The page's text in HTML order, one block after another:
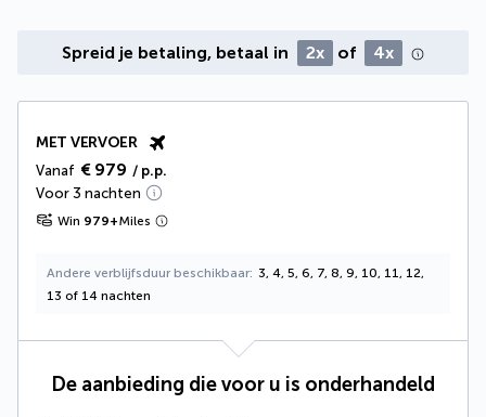
Spreid je betaling, betaal in 2x of 4x
MET VERVOER
Vanaf € 979 / p.p.
Voor 3 nachten
Win 979+Miles
Andere verblijfsduur beschikbaar 3, 4, 5, 6, 7, 8, 9, 10, 11, 12,
13 of 14 nachten
De aanbieding die voor u is onderhandeld